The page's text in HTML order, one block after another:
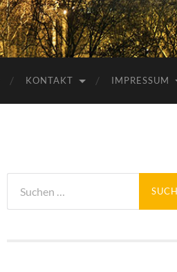
KONTAKT IMPRESSUM
nach: